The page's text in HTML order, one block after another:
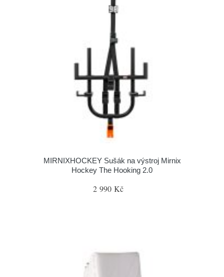
MIRNIXHOCKEY Sušák na výstroj Mirnix
Hockey The Hooking 2.0
2 990 Kč